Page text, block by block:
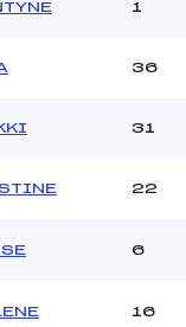
1
36
31
22
6
16